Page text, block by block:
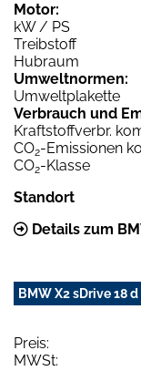
Motor:
kW / PS
Treibstoff
Hubraum
Umweltnormen:
Umweltplakette
Verbrauch und
Kraftstoffverbr.
CO2-Emissionen
CO2-Klasse
Standort
Details zum
BMW X2 sDrive 18 d
Preis:
MWSt: